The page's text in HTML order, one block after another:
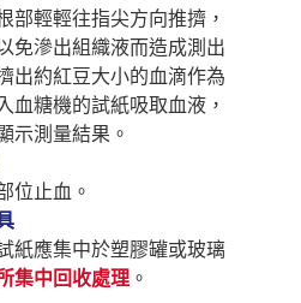
部輕輕往指尖方向推擠，
免滲出組織液而造成測出
出約紅豆大小的血滴作為
血糖機的試紙吸取血液，
示測量結果。
位止血。
紙應集中於塑膠罐或玻璃
集中回收處理。